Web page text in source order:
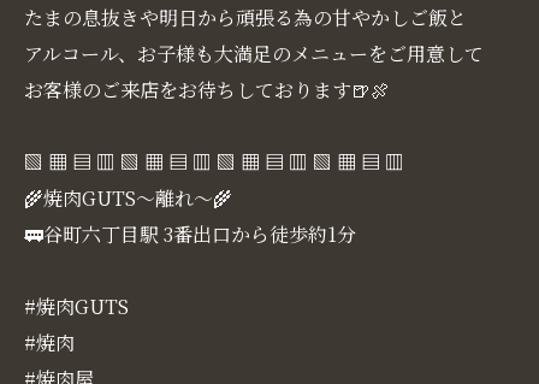
たまの息抜きや明日から頑張る為の甘やかしご飯と
アルコール、お子様も大満足のメニューをご用意して
お客様のご来店をお待ちしております🍺🍖
▧ ▦ ▤ ▥ ▧ ▦ ▤ ▥ ▧ ▦ ▤ ▥ ▧ ▦ ▤ ▥
🌾焼肉GUTS～離れ～🌾
🚃谷町六丁目駅 3番出口から徒歩約1分
#焼肉GUTS
#焼肉
#焼肉屋